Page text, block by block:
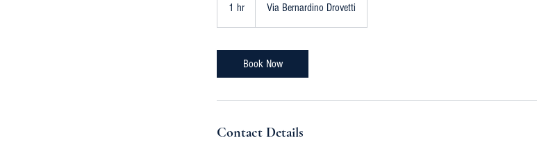
1 hr Via Bernardino Drovetti
Book Now
Contact Details